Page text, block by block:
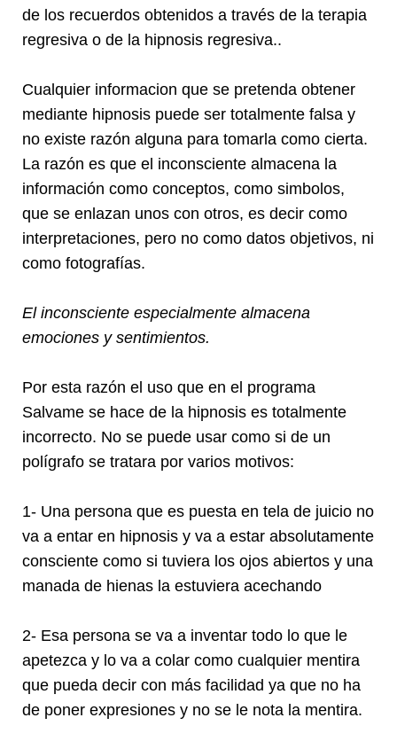
de los recuerdos obtenidos a través de la terapia
regresiva o de la hipnosis regresiva..
Cualquier informacion que se pretenda obtener
mediante hipnosis puede ser totalmente falsa y
no existe razón alguna para tomarla como cierta.
La razón es que el inconsciente almacena la
información como conceptos, como simbolos,
que se enlazan unos con otros, es decir como
interpretaciones, pero no como datos objetivos, ni
como fotografías.
El inconsciente especialmente almacena
emociones y sentimientos.
Por esta razón el uso que en el programa
Salvame se hace de la hipnosis es totalmente
incorrecto. No se puede usar como si de un
polígrafo se tratara por varios motivos:
1- Una persona que es puesta en tela de juicio no
va a entar en hipnosis y va a estar absolutamente
consciente como si tuviera los ojos abiertos y una
manada de hienas la estuviera acechando
2- Esa persona se va a inventar todo lo que le
apetezca y lo va a colar como cualquier mentira
que pueda decir con más facilidad ya que no ha
de poner expresiones y no se le nota la mentira.